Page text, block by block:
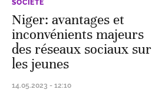
SOCIÉTÉ
Niger: avantages et
inconvénients majeurs
des réseaux sociaux sur
les jeunes
14.05.2023 - 12:10